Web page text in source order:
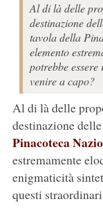
Al di là delle
destinazione
tavola della
elemento
potrebbe
venire a capo?
Al di là delle
destinazione
Pinacoteca
estremamente
enigmaticità
questi